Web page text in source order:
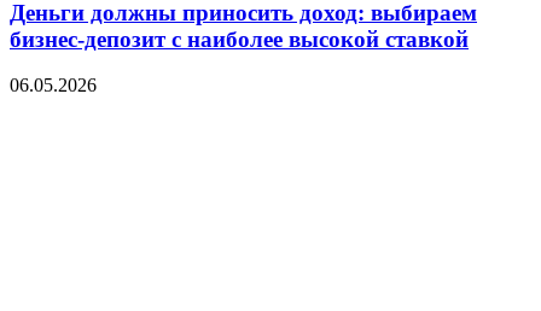
Деньги должны приносить доход: выбираем
бизнес-депозит с наиболее высокой ставкой
06.05.2026